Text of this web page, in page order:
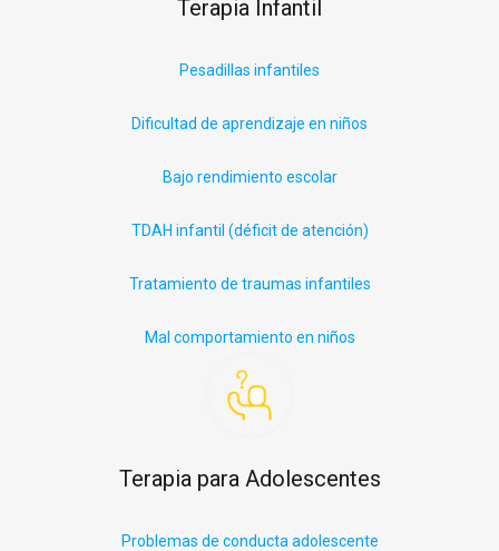
Terapia Infantil
Pesadillas infantiles
Dificultad de aprendizaje en niños
Bajo rendimiento escolar
TDAH infantil (déficitde atención)
Tratamiento de traumas infantiles
Mal comportamiento en niños
Terapia para Adolescentes
Problemas de conducta adolescente